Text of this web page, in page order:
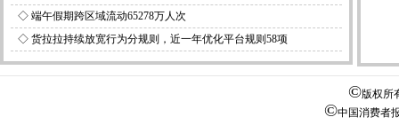
◇ 端午假期跨区域流动65278万人次
◇ 货拉拉持续放宽行为分规则，近一年优化平台规则58项
©版权所
©中国消费者